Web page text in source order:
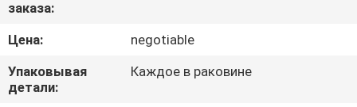
ФАБРИКА
КОНТРОЛЬ
КАЧЕСТВА
заказа:
Цена:
negotiable
Упаковывая
детали:
Каждое в раковине